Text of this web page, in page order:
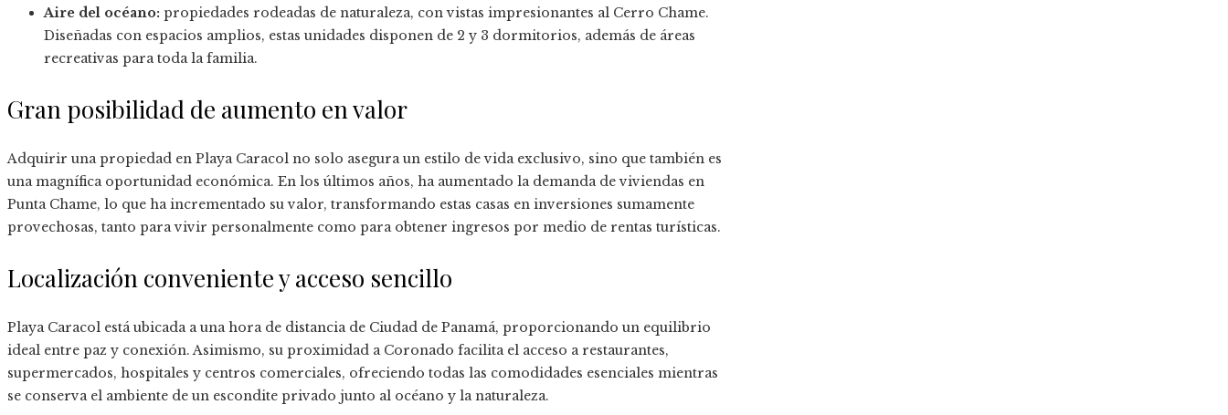
Aire del océano: propiedades rodeadas de naturaleza, con vistas impresionantes al Cerro Chame.
Diseñadas con espacios amplios, estas unidades disponen de 2 y 3 dormitorios, además de áreas
recreativas para toda la familia.
Gran posibilidad de aumento en valor
Adquirir una propiedad en Playa Caracol no solo asegura un estilo de vida exclusivo, sino que también es
una magnífica oportunidad económica. En los últimos años, ha aumentado la demanda de viviendas en
Punta Chame, lo que ha incrementado su valor, transformando estas casas en inversiones sumamente
provechosas, tanto para vivir personalmente como para obtener ingresos por medio de rentas turísticas.
Localización conveniente y acceso sencillo
Playa Caracol está ubicada a una hora de distancia de Ciudad de Panamá, proporcionando un equilibrio
ideal entre paz y conexión. Asimismo, su proximidad a Coronado facilita el acceso a restaurantes,
supermercados, hospitales y centros comerciales, ofreciendo todas las comodidades esenciales mientras
se conserva el ambiente de un escondite privado junto al océano y la naturaleza.